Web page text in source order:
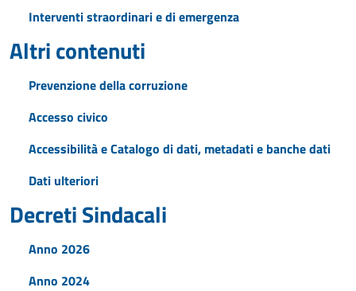
Interventi straordinari e di emergenza
Altri contenuti
Prevenzione della corruzione
Accesso civico
Accessibilità e Catalogo di dati, metadati e banche dati
Dati ulteriori
Decreti Sindacali
Anno 2026
Anno 2024